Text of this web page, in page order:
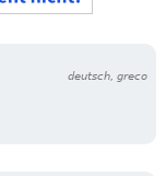
deutsch, greco